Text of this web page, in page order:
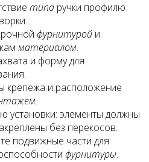
типа ручки профилю
фурнитурой и
материалом.
и форму для
крепежа и расположение
.
установки: элементы должны
без перекосов.
подвижные части для
фурнитуры.